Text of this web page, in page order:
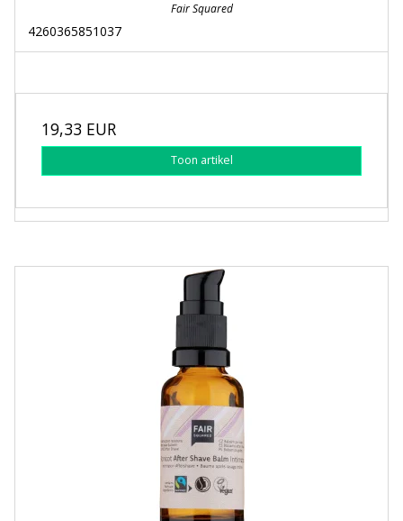
Fair Squared
4260365851037
19,33 EUR
Toon artikel